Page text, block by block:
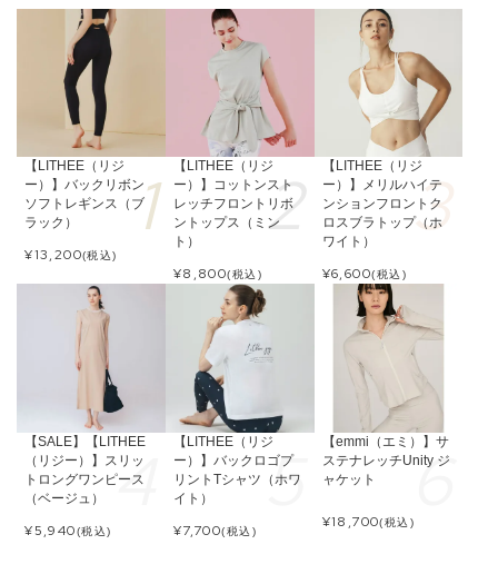
【LITHEE（リジ
ー）】バックリボン
ソフトレギンス（ブ
ラック）
¥13,200(税込)
【LITHEE（リジ
ー）】コットンスト
レッチフロントリボ
ントップス（ミン
ト）
¥8,800(税込)
【LITHEE（リジ
ー）】メリルハイテ
ンションフロントク
ロスブラトップ（ホ
ワイト）
¥6,600(税込)
【SALE】【LITHEE
（リジー）】スリッ
トロングワンピース
（ベージュ）
¥5,940(税込)
【LITHEE（リジ
ー）】バックロゴプ
リントTシャツ（ホワ
イト）
¥7,700(税込)
【emmi（エミ）】サ
ステナレッチUnity ジ
ャケット
¥18,700(税込)